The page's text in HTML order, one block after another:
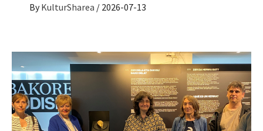
By KulturSharea / 2026-07-13